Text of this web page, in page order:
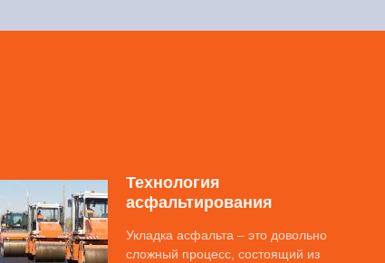
Технология
асфальтирования
Укладка асфальта – это довольно
сложный процесс, состоящий из